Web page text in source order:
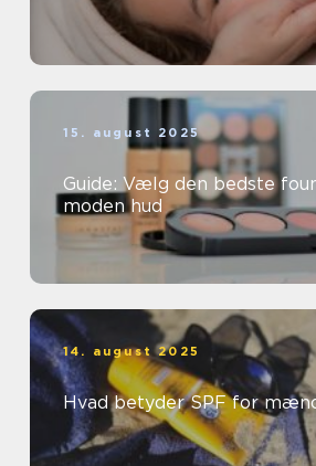
15. august 2025
Guide: Vælg den bedste
moden hud
14. august 2025
Hvad betyder SPF for